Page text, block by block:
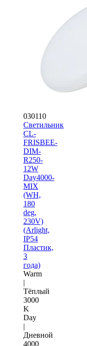
030110
Светильник
CL-
FRISBEE-
DIM-
R250-
12W
Day4000-
MIX
(WH,
180
deg,
230V)
(Arlight,
IP54
Пластик,
3
года)
Warm
|
Тёплый
3000
K
Day
|
Дневной
4000